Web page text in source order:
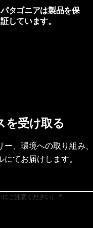
パタゴニアは製品を保
証しています。
を受け取る
ー、環境への取り組み
てお届けします。
ご注意ください）